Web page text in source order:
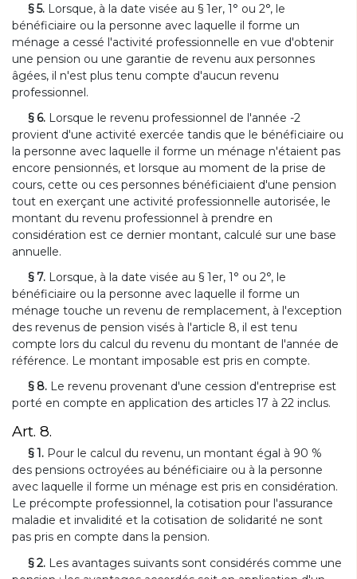
§ 5. Lorsque, à la date visée au § 1er, 1° ou 2°, le
bénéficiaire ou la personne avec laquelle il forme un
ménage a cessé l'activité professionnelle en vue d'obtenir
une pension ou une garantie de revenu aux personnes
âgées, il n'est plus tenu compte d'aucun revenu
professionnel.
§ 6. Lorsque le revenu professionnel de l'année -2
provient d'une activité exercée tandis que le bénéficiaire ou
la personne avec laquelle il forme un ménage n'étaient pas
encore pensionnés, et lorsque au moment de la prise de
cours, cette ou ces personnes bénéficiaient d'une pension
tout en exerçant une activité professionnelle autorisée, le
montant du revenu professionnel à prendre en
considération est ce dernier montant, calculé sur une base
annuelle.
§ 7. Lorsque, à la date visée au § 1er, 1° ou 2°, le
bénéficiaire ou la personne avec laquelle il forme un
ménage touche un revenu de remplacement, à l'exception
des revenus de pension visés à l'article 8, il est tenu
compte lors du calcul du revenu du montant de l'année de
référence. Le montant imposable est pris en compte.
§ 8. Le revenu provenant d'une cession d'entreprise est
porté en compte en application des articles 17 à 22 inclus.
Art. 8.
§ 1. Pour le calcul du revenu, un montant égal à 90 %
des pensions octroyées au bénéficiaire ou à la personne
avec laquelle il forme un ménage est pris en considération.
Le précompte professionnel, la cotisation pour l'assurance
maladie et invalidité et la cotisation de solidarité ne sont
pas pris en compte dans la pension.
§ 2. Les avantages suivants sont considérés comme une